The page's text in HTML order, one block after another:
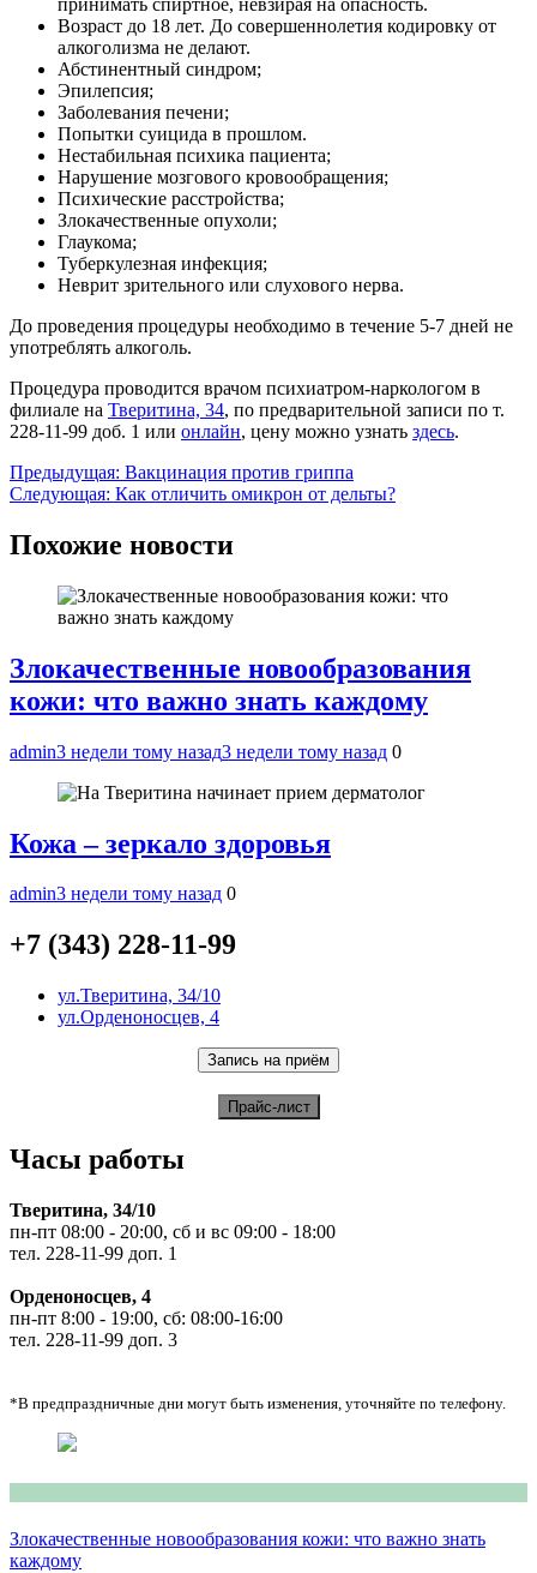
принимать спиртное, невзирая на опасность.
Возраст до 18 лет. До совершеннолетия кодировку от
алкоголизма не делают.
Абстинентный синдром;
Эпилепсия;
Заболевания печени;
Попытки суицида в прошлом.
Нестабильная психика пациента;
Нарушение мозгового кровообращения;
Психические расстройства;
Злокачественные опухоли;
Глаукома;
Туберкулезная инфекция;
Неврит зрительного или слухового нерва.
До проведения процедуры необходимо в течение 5-7 дней не
употреблять алкоголь.
Процедура проводится врачом психиатром-наркологом в
филиале на Тверитина, 34, по предварительной записи по т.
228-11-99 доб. 1 или онлайн, цену можно узнать здесь.
Навигация
по
записям
Предыдущая: Вакцинация против гриппа
Следующая: Как отличить омикрон от дельты?
Похожие новости
Злокачественные новообразования
кожи: что важно знать каждому
admin3 недели тому назад3 недели тому назад 0
Кожа – зеркало здоровья
admin3 недели тому назад 0
+7 (343) 228-11-99
ул.Тверитина, 34/10
ул.Орденоносцев, 4
Часы работы
Тверитина, 34/10
пн-пт 08:00 - 20:00, сб и вс 09:00 - 18:00
тел. 228-11-99 доп. 1
Орденоносцев, 4
пн-пт 8:00 - 19:00, сб: 08:00-16:00
тел. 228-11-99 доп. 3
*В предпраздничные дни могут быть изменения, уточняйте по телефону.
Злокачественные новообразования кожи: что важно знать
каждому